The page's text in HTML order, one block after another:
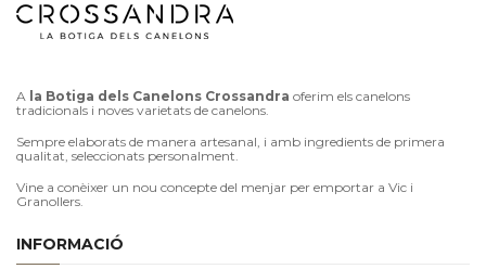
A la Botiga dels Canelons Crossandra oferim els canelons
tradicionals i noves varietats de canelons.
Sempre elaborats de manera artesanal, i amb ingredients de primera
qualitat, seleccionats personalment.
Vine a conèixer un nou concepte del menjar per emportar a Vic i
Granollers.
INFORMACIÓ